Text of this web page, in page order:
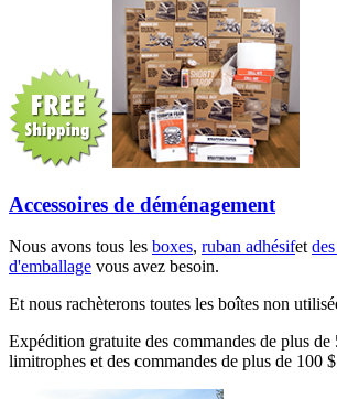
Accessoires de déménagement
Nous avons tous les boxes, ruban adhésifet
d'emballage vous avez besoin.
Et nous rachèterons toutes les boîtes non
Expédition gratuite des commandes de plus de
limitrophes et des commandes de plus de 100